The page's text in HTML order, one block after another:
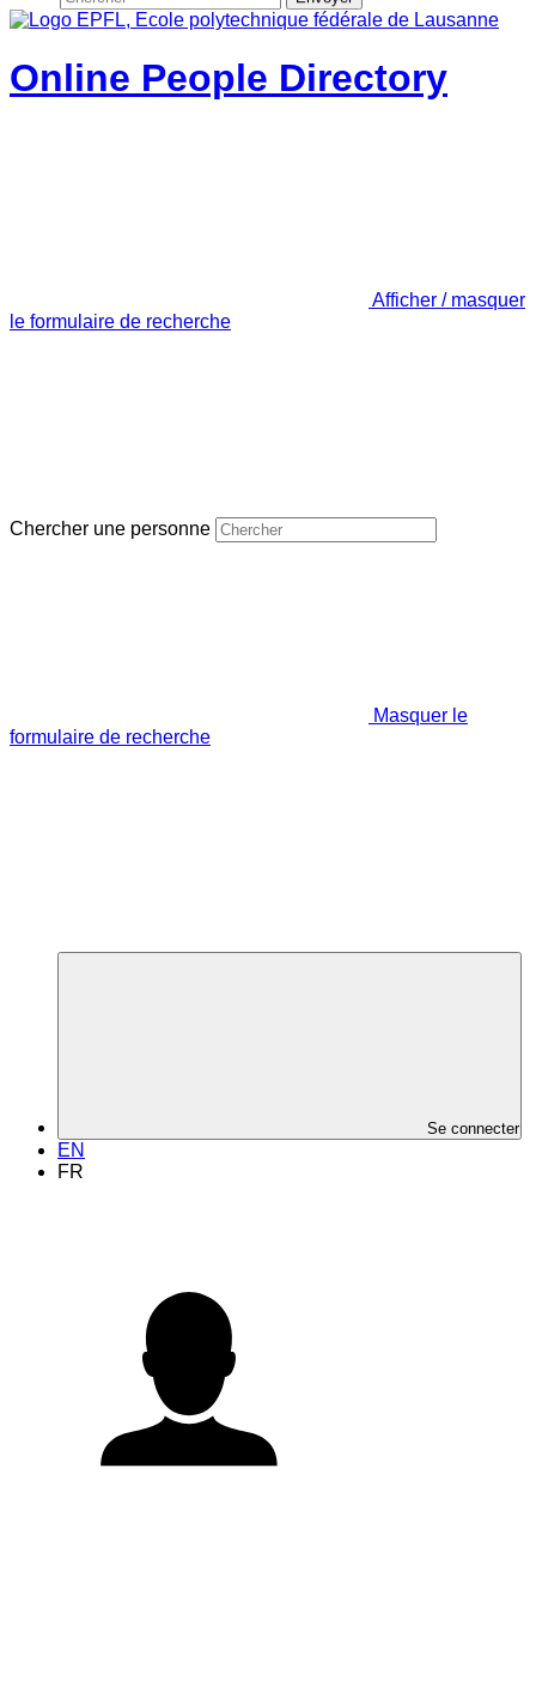
Online People Directory
Afficher / masquer
le formulaire de recherche
Chercher une personne
Masquer le
formulaire de recherche
Se connecter
EN
FR